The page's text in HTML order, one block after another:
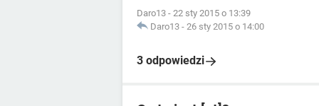
Daro13 - 22 sty 2015 o 13:39
Daro13 - 26 sty 2015 o 14:00
3 odpowiedzi